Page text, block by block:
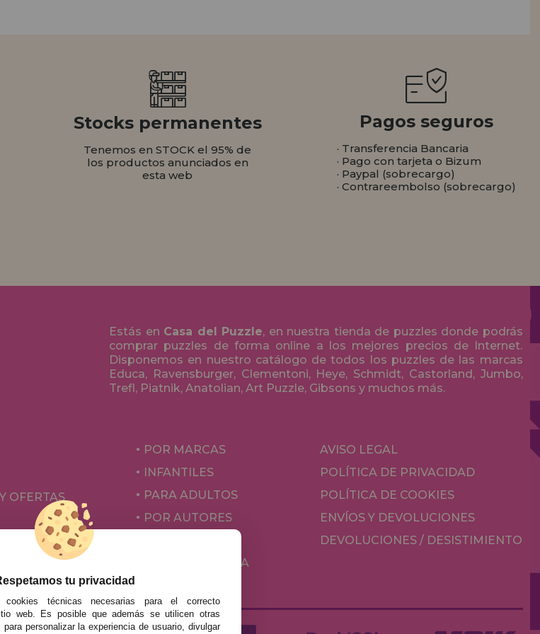
Stocks permanentes
Tenemos en STOCK el 95% de
los productos anunciados en
esta web
Pagos seguros
· Transferencia Bancaria
· Pago con tarjeta o Bizum
· Paypal (sobrecargo)
· Contrareembolso (sobrecargo)
Estás en Casa del Puzzle, en nuestra tienda de puzzles donde podrás
comprar puzzles de forma online a los mejores precios de Internet.
Disponemos en nuestro catálogo de todos los puzzles de las marcas
Educa, Ravensburger, Clementoni, Heye, Schmidt, Castorland, Jumbo,
Trefl, Piatnik, Anatolian, Art Puzzle, Gibsons y muchos más.
OFERTAS
POR MARCAS
INFANTILES
PARA ADULTOS
POR AUTORES
JUEGOS DE MESA
AVISO LEGAL
POLÍTICA DE PRIVACIDAD
POLÍTICA DE COOKIES
ENVÍOS Y DEVOLUCIONES
DEVOLUCIONES / DESISTIMIENTO
tu privacidad
técnicas necesarias para el correcto
web. Es posible que además se utilicen otras
personalizar la experiencia de usuario, divulgar